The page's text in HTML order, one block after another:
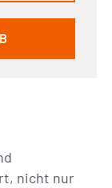
nicht nur